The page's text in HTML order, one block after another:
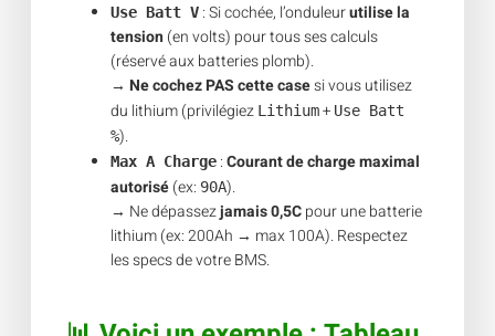
Use Batt V : Si cochée, l’onduleurutilise la
tension (en volts) pour tous ses calculs
(réservé aux batteries plomb).
→ Ne cochez PAS cette casesi vous utilisez
du lithium (privilégiez Lithium+ Use Batt
%).
Max A Charge :Courant de charge maximal
autorisé(ex: 90A).
→ Ne dépassezjamais 0,5Cpour une batterie
lithium (ex: 200Ah → max 100A). Respectez
les specs de votre BMS.